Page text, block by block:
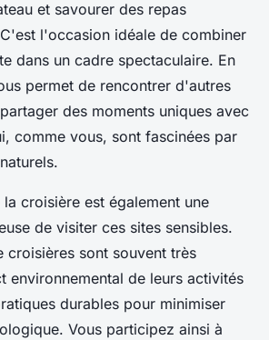
et savourer des repas
l'occasion idéale de combiner
dans un cadre spectaculaire. En
permet de rencontrer d'autres
des moments uniques avec
comme vous, sont fascinées par
la croisière est également une
de visiter ces sites sensibles.
croisières sont souvent très
environnemental de leurs activités
durables pour minimiser
Vous participez ainsi à